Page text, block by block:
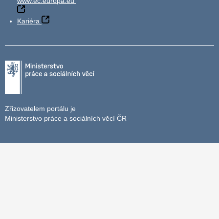
Kariéra
Zřizovatelem portálu je
Ministerstvo práce a sociálních věcí ČR